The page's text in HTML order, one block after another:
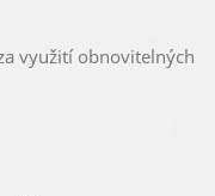
využití obnovitelných